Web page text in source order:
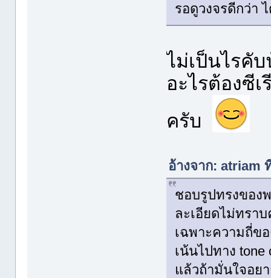
รอดูวงจรดีกว่า
ไม่เป็นไรคั
อะไรต้องซี
ครับ
อ้างจาก: atriam
ชอบรูปทรงของ
ละเอียดไม่ทรา
เฉพาะความถี่ข
เน้นไปทาง
แล้วถ้ามั่นใจอย